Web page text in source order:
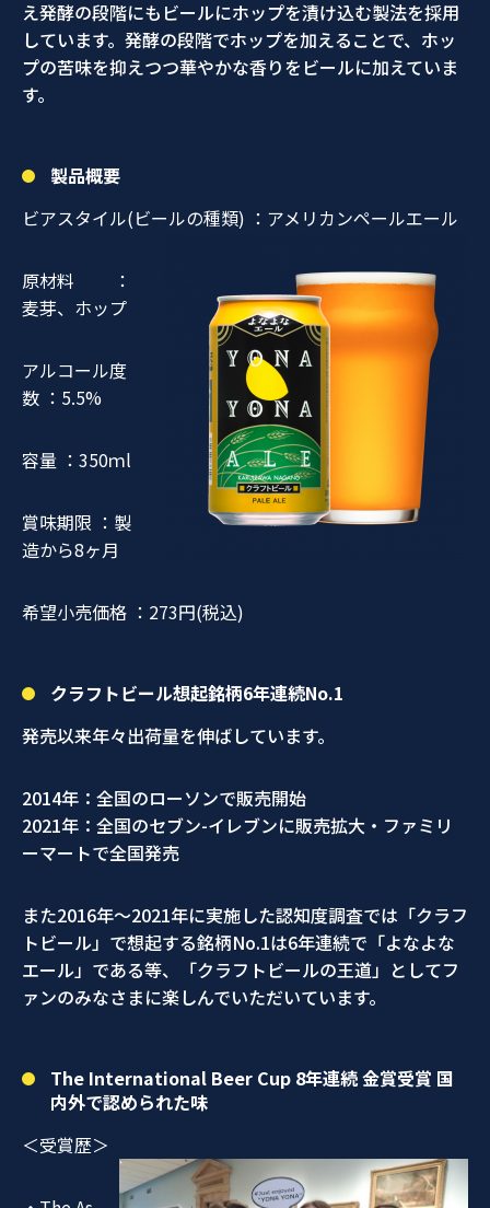
え発酵の段階にもビールにホップを漬け込む製法を採用
しています。発酵の段階でホップを加えることで、ホッ
プの苦味を抑えつつ華やかな香りをビールに加えていま
す。
製品概要
ビアスタイル(ビールの種類) ：アメリカンペールエール
原材料
：
麦芽、ホップ
アルコール度
数 ：5.5%
容量 ：350ｍl
賞味期限 ：製
造から8ヶ月
希望小売価格 ：273円(税込)
クラフトビール想起銘柄6年連続No.1
発売以来年々出荷量を伸ばしています。
2014年：全国のローソンで販売開始
2021年：全国のセブン-イレブンに販売拡大・ファミリ
ーマートで全国発売
また2016年～2021年に実施した認知度調査では「クラフ
トビール」で想起する銘柄No.1は6年連続で「よなよな
エール」である等、「クラフトビールの王道」としてフ
ァンのみなさまに楽しんでいただいています。
The International Beer Cup 8年連続 金賞受賞 国
内外で認められた味
＜受賞歴＞